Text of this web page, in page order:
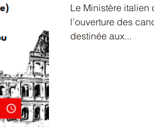
Le Ministère italien
l’ouverture des
destinée aux...